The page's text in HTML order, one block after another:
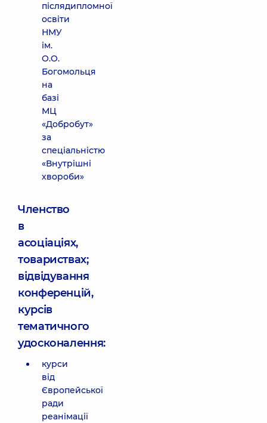
післядипломної
освіти
НМУ
ім.
О.О.
Богомольця
на
базі
МЦ
«Добробут»
за
спеціальністю
«Внутрішні
хвороби»
Членство
в
асоціаціях,
товариствах;
відвідування
конференцій,
курсів
тематичного
удосконалення:
курси
від
Європейської
ради
реанімації